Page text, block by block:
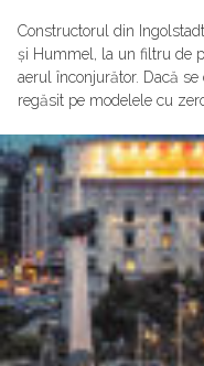
Constructorul din
și Hummel, la un filtru de
aerul înconjurător. Dacă
regăsit pe modelele cu